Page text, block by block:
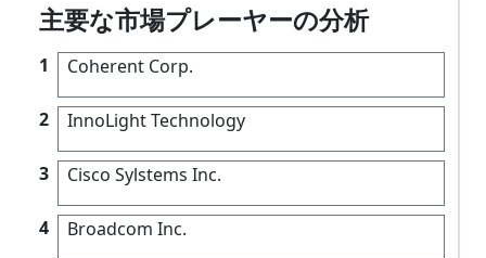
主要な市場プレーヤーの分析
1 Coherent Corp.
2 InnoLight Technology
3 Cisco Sylstems Inc.
4 Broadcom Inc.